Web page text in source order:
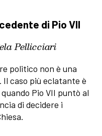
di Pio VII
Pellicciari
politico non è una
Il caso più eclatante è
Pio VII puntò al
di decidere i